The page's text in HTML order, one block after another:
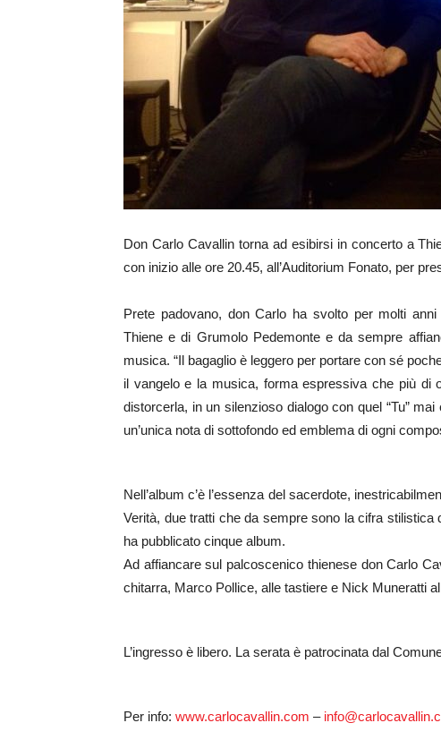
Don Carlo Cavallin torna ad esibirsi in concerto a
con inizio alle ore 20.45, all’Auditorium Fonato, per
Prete padovano, don Carlo ha svolto per molti
Thiene e di Grumolo Pedemonte e da sempre
musica. “Il bagaglio è leggero per portare con sé
il vangelo e la musica, forma espressiva che più di
distorcerla, in un silenzioso dialogo con quel “Tu”
un’unica nota di sottofondo ed emblema di ogni
Nell’album c’è l’essenza del sacerdote,
Verità, due tratti che da sempre sono la cifra stilistica
ha pubblicato cinque album.
Ad affiancare sul palcoscenico thienese don Carlo
chitarra, Marco Pollice, alle tastiere e Nick Muneratti
L’ingresso è libero. La serata è patrocinata dal
Per info: www.carlocavallin.com –